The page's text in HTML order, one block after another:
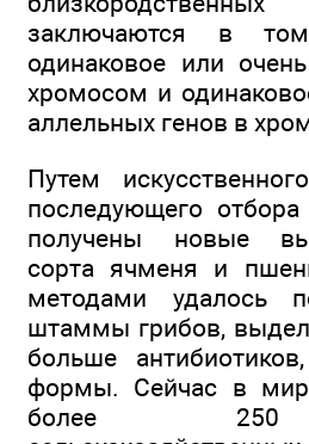
заключаются в
одинаковое или
хромосом и
аллельных генов в
Путем
последующего
получены новые
сорта ячменя и
методами удалось
штаммы грибов,
больше
формы. Сейчас в
более 250